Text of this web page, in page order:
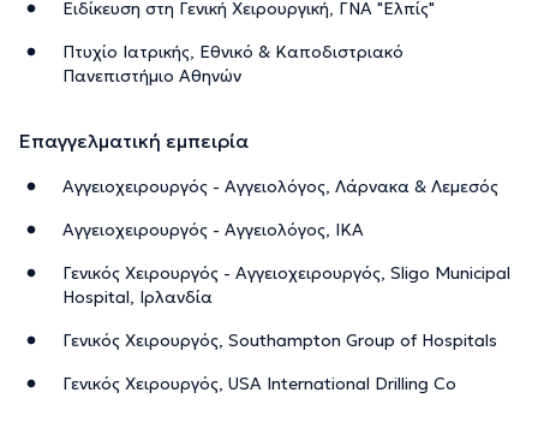
Ειδίκευση στη Γενική Χειρουργική, ΓΝΑ "Ελπίς"
Πτυχίο Ιατρικής, Εθνικό & Καποδιστριακό
Πανεπιστήμιο Αθηνών
Επαγγελματική εμπειρία
Αγγειοχειρουργός - Αγγειολόγος, Λάρνακα & Λεμεσός
Αγγειοχειρουργός - Αγγειολόγος, ΙΚΑ
Γενικός Χειρουργός - Αγγειοχειρουργός, Sligo Municipal
Hospital, Ιρλανδία
Γενικός Χειρουργός, Southampton Group of Hospitals
Γενικός Χειρουργός, USA International Drilling Co